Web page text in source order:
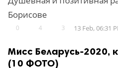
Борисове
0 4 3 13 Feb, 06:31
Мисс Беларусь-2020,
(10 ФОТО)